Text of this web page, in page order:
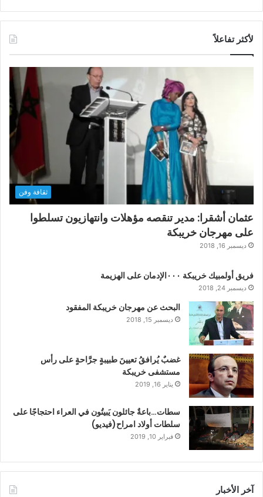
لأكثر تفاعلاً
ثقافة وفن
عثمان أشقرا: مدير تنقصه مؤهلات وانتهازيون تسلطوا
على مهرجان خريبكة
ديسمبر 16, 2018
فريق أولمبيك خريبكة ٠٠٠الإدمان على الهزيمة
ديسمبر 24, 2018
البحث عن مهرجان خريبكة المفقود
ديسمبر 15, 2018
غضبٌ يُرافقُ تعيينَ طبيبةٍ جرَّاحةٍ على رأس
مستشفى خريبكة
يناير 16, 2019
سطات…باعةٌ جائلون يَبيتُون في العراء احتجاجًا على
سلطات أولاد امراح(فيديو)
فبراير 10, 2019
آخر الأخبار